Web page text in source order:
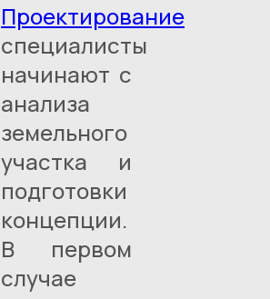
Проектирование
специалисты
начинают с
анализа
земельного
участка и
подготовки
концепции.
В первом
случае